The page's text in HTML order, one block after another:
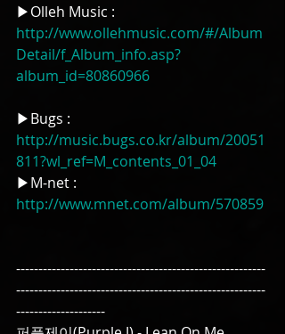
▶Olleh Music :
http://www.ollehmusic.com/#/Album
Detail/f_Album_info.asp?
album_id=80860966
▶Bugs :
http://music.bugs.co.kr/album/20051
811?wl_ref=M_contents_01_04
▶M-net :
http://www.mnet.com/album/570859
--------------------------------------------------------
--------------------------------------------------------
--------------------